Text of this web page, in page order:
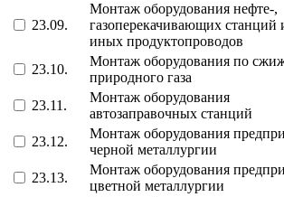
23.09.
Монтаж оборудования нефте-,
газоперекачивающих станций
иных продуктопроводов
23.10.
Монтаж оборудования по
природного газа
23.11.
Монтаж оборудования
автозаправочных станций
23.12.
Монтаж оборудования
черной металлургии
23.13.
Монтаж оборудования
цветной металлургии